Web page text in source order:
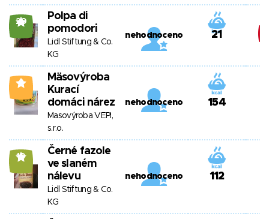
20
Polpa di
pomodori
Lidl Stiftung & Co.
KG
nehodnoceno 21
3
Mäsovýroba
Kurací
domáci nárez
Masovýroba VEPI,
s.r.o.
nehodnoceno 154
10
Černé fazole
ve slaném
nálevu
Lidl Stiftung & Co.
KG
nehodnoceno 112